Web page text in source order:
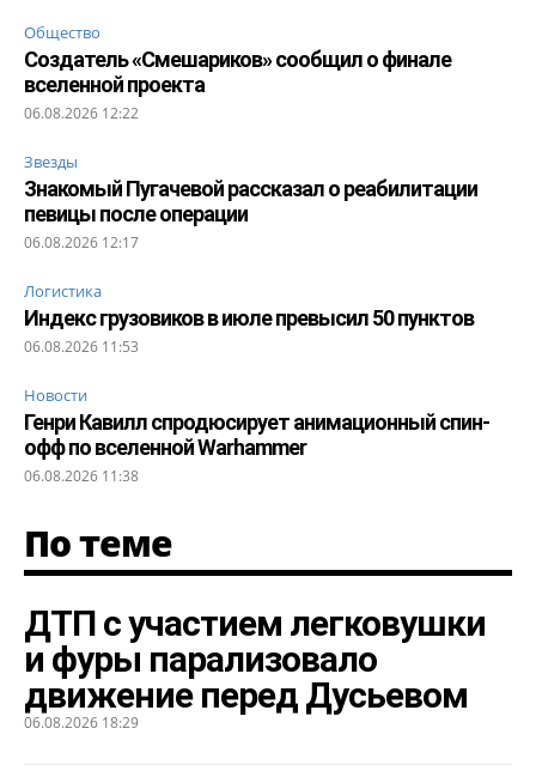
Общество
Создатель «Смешариков» сообщил о финале
вселенной проекта
06.08.2026 12:22
Звезды
Знакомый Пугачевой рассказал о реабилитации
певицы после операции
06.08.2026 12:17
Логистика
Индекс грузовиков в июле превысил 50 пунктов
06.08.2026 11:53
Новости
Генри Кавилл спродюсирует анимационный спин-
офф по вселенной Warhammer
06.08.2026 11:38
По теме
ДТП с участием легковушки
и фуры парализовало
движение перед Дусьевом
06.08.2026 18:29